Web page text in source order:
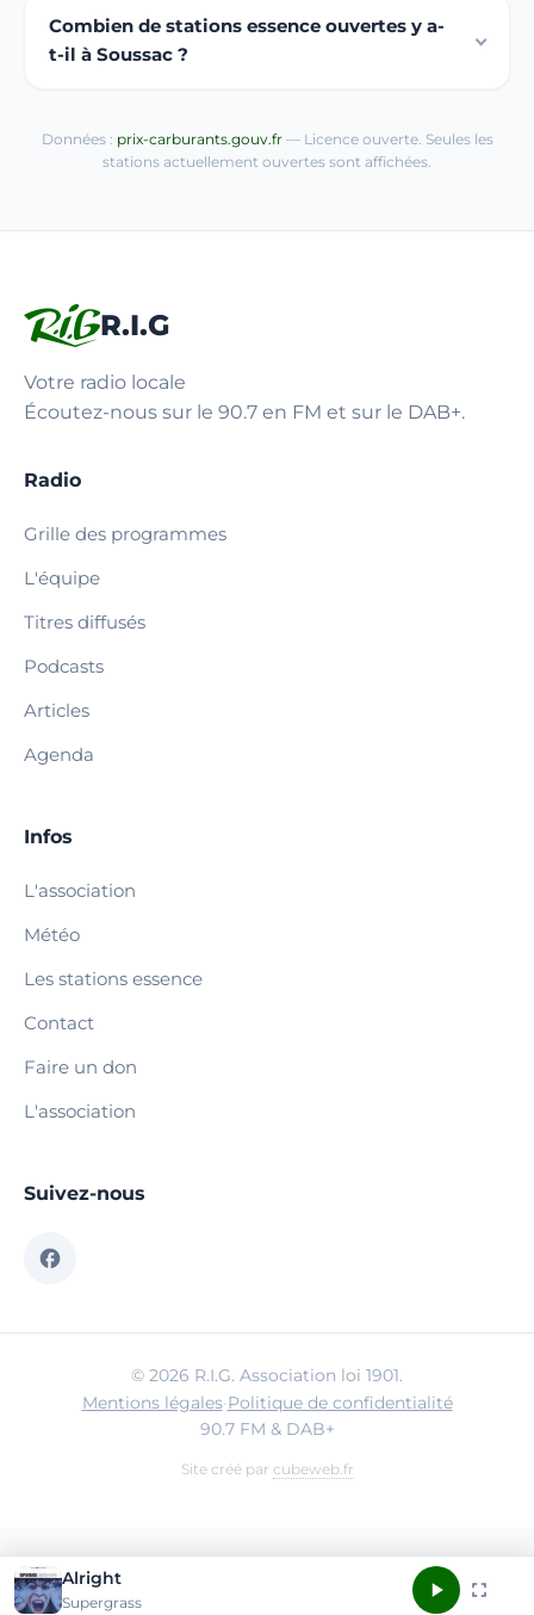
Combien de stations essence ouvertes y a-
t-il à Soussac ?
Données : prix-carburants.gouv.fr— Licence ouverte. Seules les
stations actuellement ouvertes sont affichées.
R.I.G
Votre radio locale
Écoutez-nous sur le 90.7 en FM et sur le DAB+.
Radio
Grille des programmes
L'équipe
Titres diffusés
Podcasts
Articles
Agenda
Infos
L'association
Météo
Les stations essence
Contact
Faire un don
L'association
Suivez-nous
© 2026 R.I.G. Association loi 1901.
Mentions légales·Politique de confidentialité
90.7 FM & DAB+
Site créé par cubeweb.fr
Alright
Supergrass